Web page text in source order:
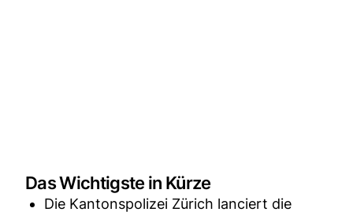
Das Wichtigste in Kürze
Die Kantonspolizei Zürich lanciert die